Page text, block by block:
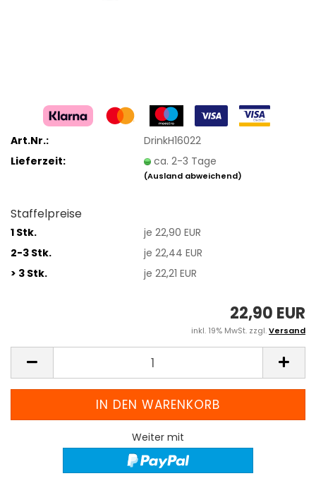
Art.Nr.:
DrinkH16022
Lieferzeit:
ca. 2-3 Tage
(Ausland abweichend)
Staffelpreise
1 Stk.
je 22,90 EUR
2-3 Stk.
je 22,44 EUR
> 3 Stk.
je 22,21 EUR
22,90 EUR
inkl. 19% MwSt. zzgl.Versand
Weiter mit